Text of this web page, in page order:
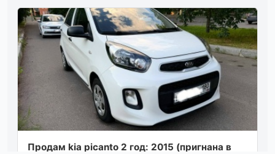
Продам kia picanto 2 год: 2015 (пригнана в